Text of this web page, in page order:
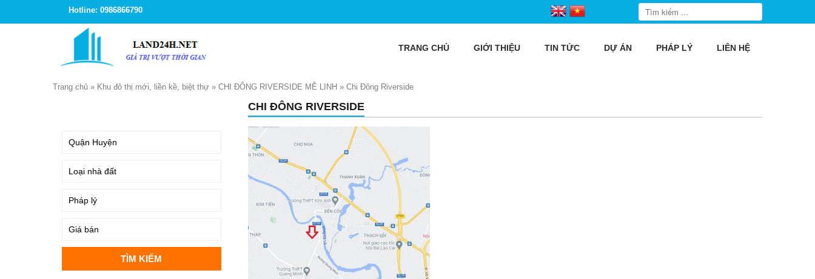
Hotline: 0986866790
TRANG CHỦ GIỚI THIỆU TIN TỨC DỰ ÁN PHÁP LÝ LIÊN HỆ
Trang chủ » Khu đô thị mới, liền kề, biệt thự » CHI ĐÔNG RIVERSIDE MÊ LINH » Chi Đông Riverside
CHI ĐÔNG RIVERSIDE